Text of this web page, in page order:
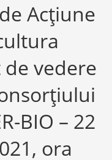
Acțiune
de vedere
BIO – 22
ora